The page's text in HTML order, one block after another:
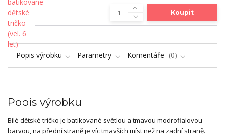
Koupit
Popis výrobku Parametry Komentáře 0
Popis výrobku
Bílé dětské tričko je batikované světlou a tmavou modrofialovou
barvou, na přední straně je víc tmavších míst než na zadní straně.